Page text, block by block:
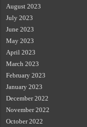
August 2023
July 2023
June 2023
May 2023
April 2023
March 2023
February 2023
January 2023
December 2022
November 2022
October 2022